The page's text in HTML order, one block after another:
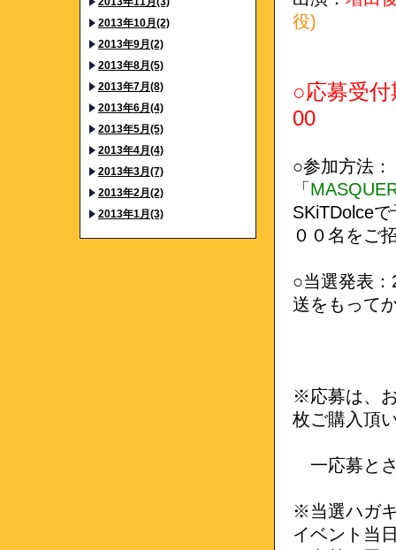
2013年10月(2)
2013年9月(2)
2013年8月(5)
2013年7月(8)
2013年6月(4)
2013年5月(5)
2013年4月(4)
2013年3月(7)
2013年2月(2)
2013年1月(3)
役)
○応募受
00
○参加方法
「
SKiTDolce
００名をご
○当選発表
送をもって
※応募は、
枚ご購入頂
一応募と
※当選ハガ
イベント当